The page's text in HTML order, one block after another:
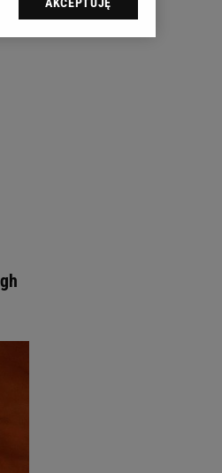
sp. z o.o., jej
swoje preferencje
celów identyfikacji.
reklam i treści,